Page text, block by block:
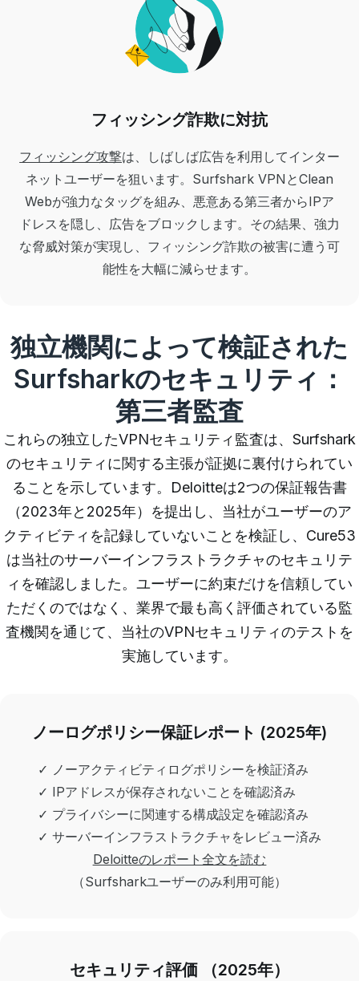
フィッシング詐欺に対抗
フィッシング攻撃は、しばしば広告を利用してインター
ネットユーザーを狙います。Surfshark VPNとClean
Webが強力なタッグを組み、悪意ある第三者からIPア
ドレスを隠し、広告をブロックします。その結果、強力
な脅威対策が実現し、フィッシング詐欺の被害に遭う可
能性を大幅に減らせます。
独立機関によって検証された
Surfsharkのセキュリティ：
第三者監査
これらの独立したVPNセキュリティ監査は、Surfshark
のセキュリティに関する主張が証拠に裏付けられてい
ることを示しています。Deloitteは2つの保証報告書
（2023年と2025年）を提出し、当社がユーザーのア
クティビティを記録していないことを検証し、Cure53
は当社のサーバーインフラストラクチャのセキュリテ
ィを確認しました。ユーザーに約束だけを信頼してい
ただくのではなく、業界で最も高く評価されている監
査機関を通じて、当社のVPNセキュリティのテストを
実施しています。
ノーログポリシー保証レポート (2025年)
✓ ノーアクティビティログポリシーを検証済み
✓ IPアドレスが保存されないことを確認済み
✓ プライバシーに関連する構成設定を確認済み
✓ サーバーインフラストラクチャをレビュー済み
Deloitteのレポート全文を読む
（Surfsharkユーザーのみ利用可能）
セキュリティ評価 （2025年）